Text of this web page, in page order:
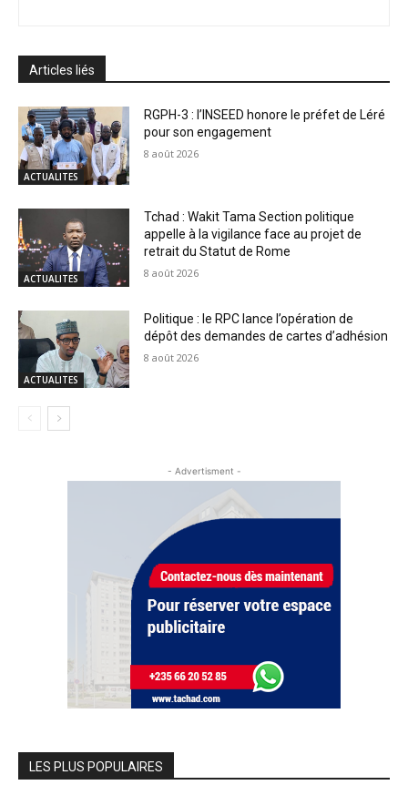
Articles liés
ACTUALITES
RGPH-3 : l’INSEED honore le préfet de Léré
pour son engagement
8 août 2026
ACTUALITES
Tchad : Wakit Tama Section politique
appelle à la vigilance face au projet de
retrait du Statut de Rome
8 août 2026
ACTUALITES
Politique : le RPC lance l’opération de
dépôt des demandes de cartes d’adhésion
8 août 2026
- Advertisment -
LES PLUS POPULAIRES